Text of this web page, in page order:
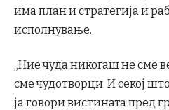
има план и стратегија и
исполнување.
„Ние чуда никогаш не сме
сме чудотворци. И секој
ја говори вистината пред